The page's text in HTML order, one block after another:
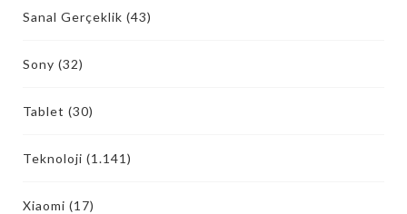
Sanal Gerçeklik (43)
Sony (32)
Tablet (30)
Teknoloji (1.141)
Xiaomi (17)